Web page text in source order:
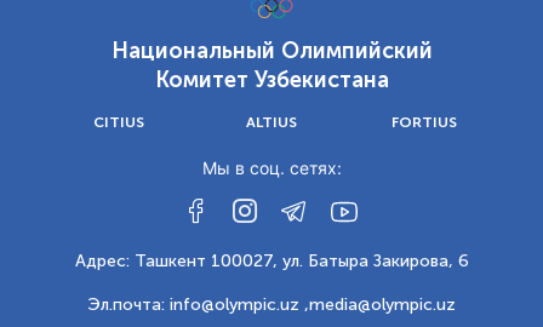
Национальный Олимпийский
Комитет Узбекистана
CITIUS ALTIUS FORTIUS
Мы в соц. сетях:
Адрес: Ташкент 100027, ул. Батыра Закирова, 6
Эл.почта: info@olympic.uz ,media@olympic.uz